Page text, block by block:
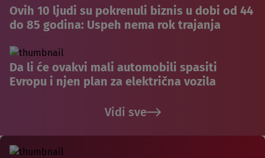
Ovih 10 ljudi su pokrenuli biznis u dobi od 44
do 85 godina: Uspeh nema rok trajanja
Da li će ovakvi mali automobili spasiti
Evropu i njen plan za električna vozila
Vidi sve